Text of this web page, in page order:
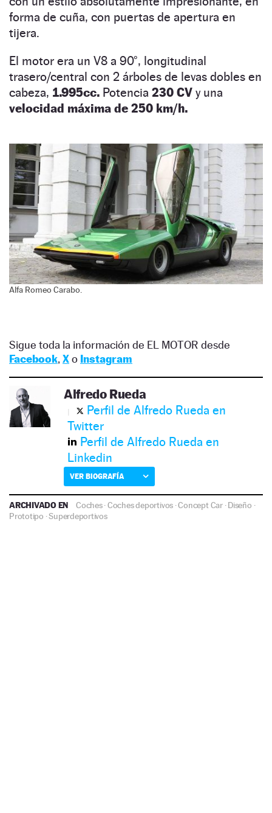
forma de cuña, con puertas de apertura en
tijera.
El motor era un V8 a 90°, longitudinal
trasero/central con 2 árboles de levas dobles en
cabeza, 1.995cc. Potencia 230 CV y una
velocidad máxima de 250 km/h.
Alfa Romeo Carabo.
Sigue toda la información de EL MOTOR desde
Facebook, Xo Instagram
Alfredo Rueda
Perfil de Alfredo Rueda en
Twitter
Perfil de Alfredo Rueda en
Linkedin
VER BIOGRAFÍA
ARCHIVADO EN Coches·Coches deportivos ·Concept Car·Diseño ·
Prototipo ·Superdeportivos